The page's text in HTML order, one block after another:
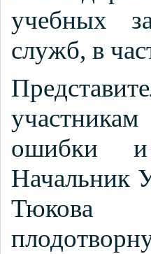
учебных
служб, в
ошибки и
Начальник
Тюкова